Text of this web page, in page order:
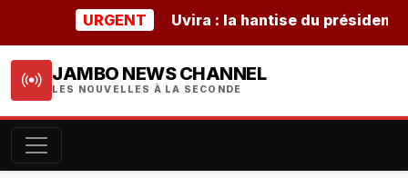
URGENT Uvira : la hantise du président
JAMBO NEWS CHANNEL
LES NOUVELLES À LA SECONDE